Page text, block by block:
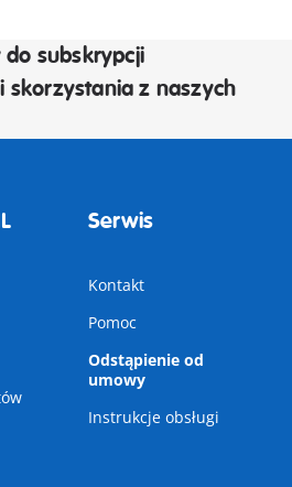
subskrypcji
skorzystania z naszych
Serwis
Kontakt
Pomoc
Odstąpienie od
umowy
Instrukcje obsługi